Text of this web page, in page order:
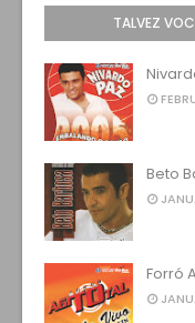
TALVEZ
Beto
Forró